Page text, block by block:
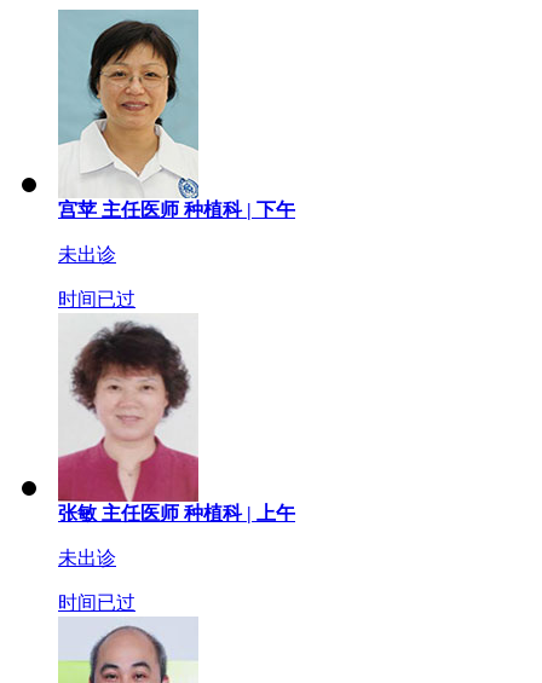
宫苹 主任医师 种植科 | 下午
未出诊
时间已过
张敏 主任医师 种植科 | 上午
未出诊
时间已过